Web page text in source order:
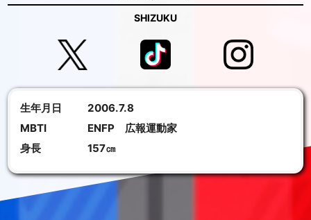
SHIZUKU
生年月日
2006.7.8
MBTI
ENFP 広報運動家
身長
157㎝